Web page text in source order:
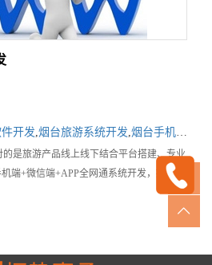
开发 烟台旅游系统开发 烟台手机软件开发
是旅游产品线上线下结合平台搭建、专业
端+微信端+APP全网通系统开发，提供一
品分销系统是帮助大中型旅行社企业，通
行社从消费视角